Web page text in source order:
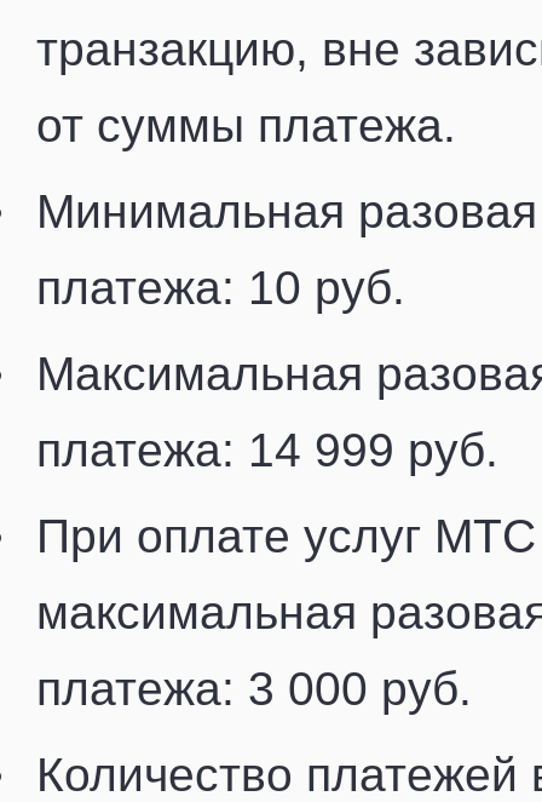
транзакцию, вне
от суммы платежа.
Минимальная
платежа: 10 руб.
Максимальная
платежа: 14 999 руб.
При оплате услуг МТС
максимальная
платежа: 3 000 руб.
Количество платежей